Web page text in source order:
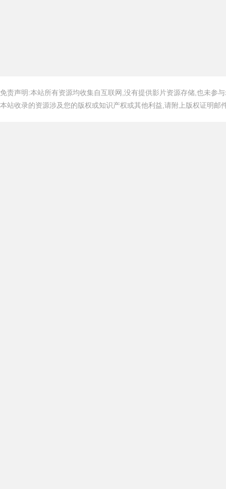
免责声明:本站所有资源均收集自互联网,没有提供影片资源存储,也未参
本站收录的资源涉及您的版权或知识产权或其他利益,请附上版权证明